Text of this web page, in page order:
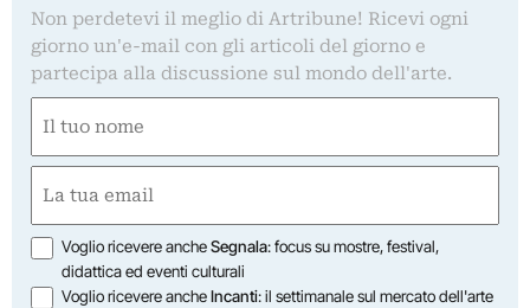
Non perdetevi il meglio di Artribune! Ricevi ogni
giorno un'e-mail con gli articoli del giorno e
partecipa alla discussione sul mondo dell'arte.
(Required)
(Required)
Opzioni
Voglio ricevere ancheSegnala: focus su mostre, festival,
didattica ed eventi culturali
Voglio ricevere ancheIncanti: il settimanale sul mercato dell'arte